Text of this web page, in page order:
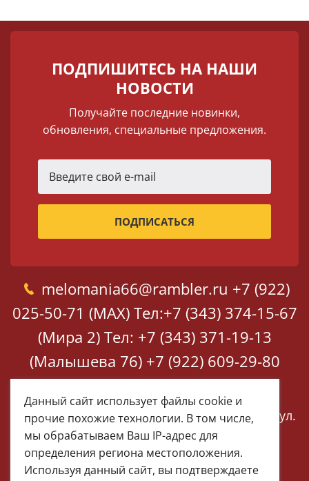
ПОДПИШИТЕСЬ НА НАШИ
НОВОСТИ
Получайте последние новинки,
обновления, специальные предложения.
melomania66@rambler.ru +7 (922)
025-50-71 (MAX) Тел:+7 (343) 374-15-67
(Мира 2) Тел: +7 (343) 371-19-13
(Малышева 76) +7 (922) 609-29-80
(MAX)
Екатеринбург, ул. Мира 2
Екатеринбург, ул.
Малышева 76
Данный сайт использует файлы cookie и
прочие похожие технологии. В том числе,
мы обрабатываем Ваш IP-адрес для
определения региона местоположения.
Используя данный сайт, вы подтверждаете